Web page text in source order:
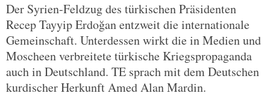
Der Syrien-Feldzug des türkischen Präsidenten
Recep Tayyip Erdoğan entzweit die internationale
Gemeinschaft. Unterdessen wirkt die in Medien und
Moscheen verbreitete türkische Kriegspropaganda
auch in Deutschland. TE sprach mit dem Deutschen
kurdischer Herkunft Amed Alan Mardin.